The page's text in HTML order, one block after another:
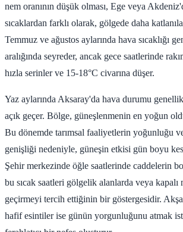
nem oranının düşük olması, Ege veya
sıcaklardan farklı olarak, gölgede daha
Temmuz ve ağustos aylarında hava sıcaklığı
aralığında seyreder, ancak gece saatlerinde
hızla serinler ve 15-18°C civarına düşer.
Yaz aylarında Aksaray'da hava durumu
açık geçer. Bölge, güneşlenmenin en yoğun
Bu dönemde tarımsal faaliyetlerin yoğunluğu
genişliği nedeniyle, güneşin etkisi gün boyu
Şehir merkezinde öğle saatlerinde caddelerin
bu sıcak saatleri gölgelik alanlarda veya kapalı
geçirmeyi tercih ettiğinin bir göstergesidir.
hafif esintiler ise günün yorgunluğunu atmak